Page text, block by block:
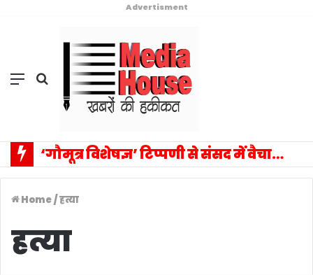
Advertisment
Menu Search
for
‘गौमूत्र विशेषज्ञ’ टिप्पणी से संसद में वैचारिक विस्फोट: प्रियंका गांधी के एक बयान ने बदला राजनीतिक विमर्श का पूरा परिदृश्य, सत्ता–विपक्ष आमने-सामने
Home/हत्या
हत्या